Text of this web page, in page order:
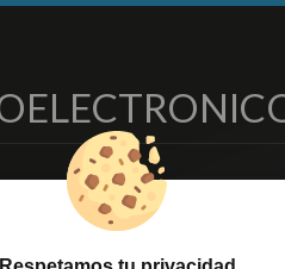
DELEGACIONES
Écija - Sevilla
Av. Plaza de Toros.